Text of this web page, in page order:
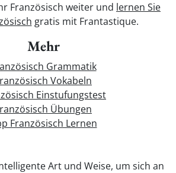
Französisch weiter und lernen Sie
gratis mit Frantastique.
Mehr
Grammatik
Vokabeln
Einstufungstest
Übungen
Französisch Lernen
Art und Weise, um sich an